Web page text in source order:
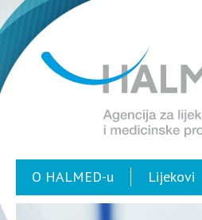
O HALMED-u Lijekovi